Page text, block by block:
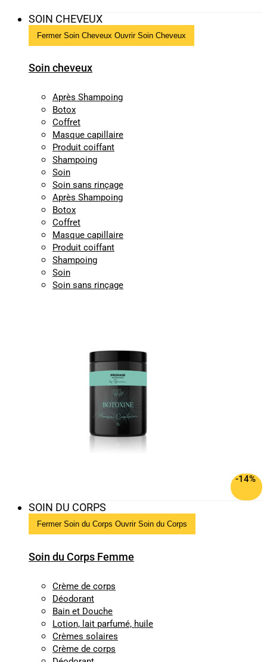
SOIN CHEVEUX
Fermer Soin Cheveux Ouvrir Soin Cheveux
Soin cheveux
Après Shampoing
Botox
Coffret
Masque capillaire
Produit coiffant
Shampoing
Soin
Soin sans rinçage
Après Shampoing
Botox
Coffret
Masque capillaire
Produit coiffant
Shampoing
Soin
Soin sans rinçage
-14%
SOIN DU CORPS
Fermer Soin du Corps Ouvrir Soin du Corps
Soin du Corps Femme
Crème de corps
Déodorant
Bain et Douche
Lotion, lait parfumé, huile
Crèmes solaires
Crème de corps